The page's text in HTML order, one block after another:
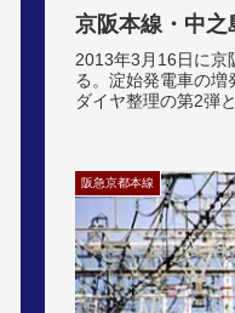
京阪本線・中之
2013年3月16日に京
る。淀始発電車の増
ダイヤ整理の第2弾
阪急京都本線